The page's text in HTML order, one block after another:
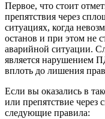
Первое, что стоит
препятствия через
ситуациях, когда
останов и при этом не
аварийной ситуации.
является нарушением
вплоть до лишения
Если вы оказались в
или препятствие
следующие правила: